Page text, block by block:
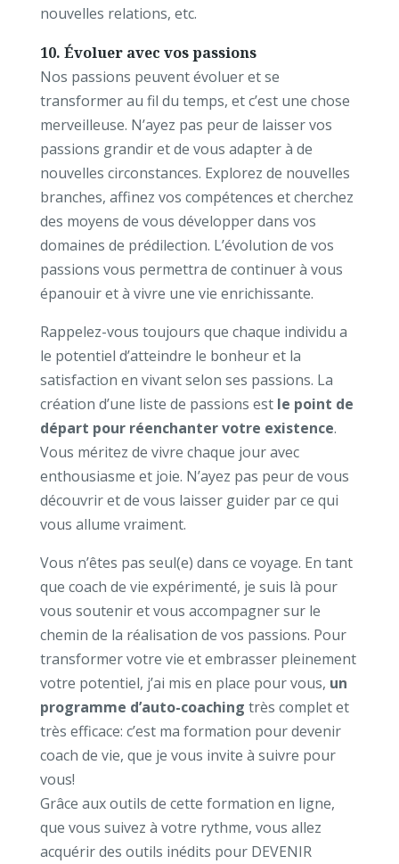
nouvelles relations, etc.
10. Évoluer avec vos passions
Nos passions peuvent évoluer et se
transformer au fil du temps, et c’est une chose
merveilleuse. N’ayez pas peur de laisser vos
passions grandir et de vous adapter à de
nouvelles circonstances. Explorez de nouvelles
branches, affinez vos compétences et cherchez
des moyens de vous développer dans vos
domaines de prédilection. L’évolution de vos
passions vous permettra de continuer à vous
épanouir et à vivre une vie enrichissante.
Rappelez-vous toujours que chaque individu a
le potentiel d’atteindre le bonheur et la
satisfaction en vivant selon ses passions. La
création d’une liste de passions est le point de
départ pour réenchanter votre existence.
Vous méritez de vivre chaque jour avec
enthousiasme et joie. N’ayez pas peur de vous
découvrir et de vous laisser guider par ce qui
vous allume vraiment.
Vous n’êtes pas seul(e) dans ce voyage. En tant
que coach de vie expérimenté, je suis là pour
vous soutenir et vous accompagner sur le
chemin de la réalisation de vos passions. Pour
transformer votre vie et embrasser pleinement
votre potentiel, j’ai mis en place pour vous, un
programme d’auto-coaching très complet et
très efficace: c’est ma formation pour devenir
coach de vie, que je vous invite à suivre pour
vous!
Grâce aux outils de cette formation en ligne,
que vous suivez à votre rythme, vous allez
acquérir des outils inédits pour DEVENIR